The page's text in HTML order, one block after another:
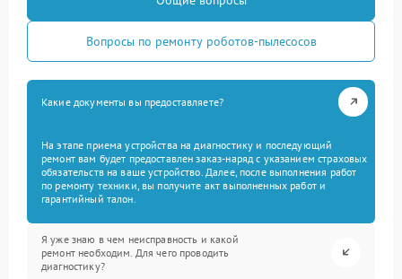
Вопросы по ремонту роботов-пылесосов
Какие документы вы предоставляете?
На этапе приема устройства на диагностику и последующий
ремонт вам будет предоставлен заказ-наряд с указанием страховых
обязательств на ваше устройство. Далее, после выполнения работ
по ремонту техники, вы получите акт выполненных работ и
гарантийный талон.
Я уже знаю в чем неисправность и какой
ремонт необходим. Для чего проводить
диагностику?